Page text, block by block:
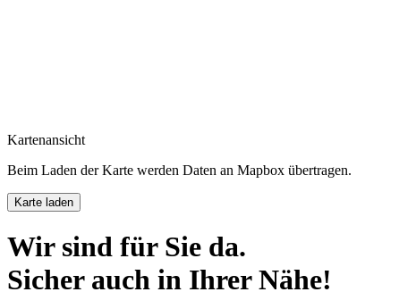
Kartenansicht
Beim Laden der Karte werden Daten an Mapbox übertragen.
Karte laden
Wir sind für Sie da.
Sicher auch in Ihrer Nähe!